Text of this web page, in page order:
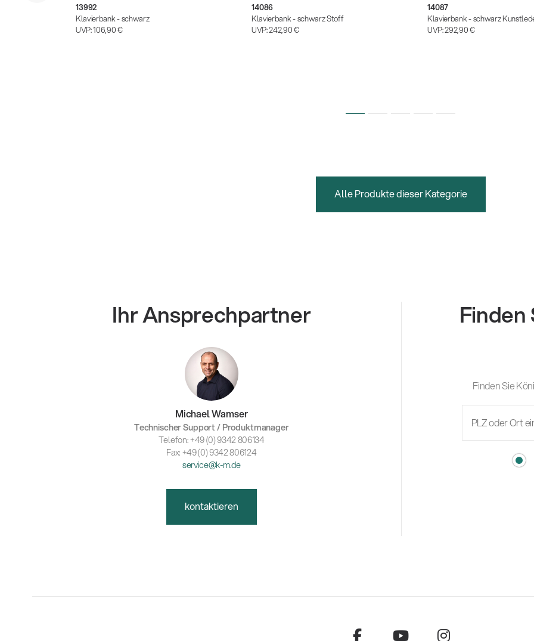
13992
Klavierbank - schwarz
UVP:106,90 €
14086
Klavierbank - schwarz Stoff
UVP:242,90 €
14087
Klavierbank - schwarz
UVP:292,90 €
Alle Produkte dieser Kategorie
Ihr Ansprechpartner
Michael Wamser
Technischer Support / Produktmanager
Telefon: +49 (0) 9342 806134
Fax: +49 (0) 9342 806124
service@k-m.de
kontaktieren
Finden
Finden Sie